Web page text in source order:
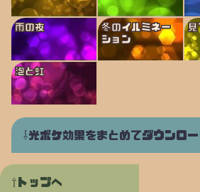
雨の夜
冬のイルミネー
ション
見
泡と虹
光ボケ効果をまとめてダウンロ
トップへ